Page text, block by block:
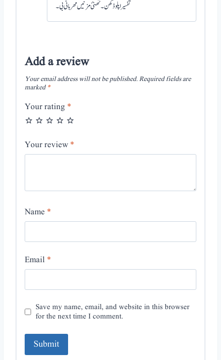
تفسیر اپلوڈ کھن۔ تھنئ مزنیں مهربانی بی۔
Add a review
Your email address will not be published.Required fields are
marked *
Your rating *
Your review *
Name *
Email *
Save my name, email, and website in this browser
for the next time I comment.